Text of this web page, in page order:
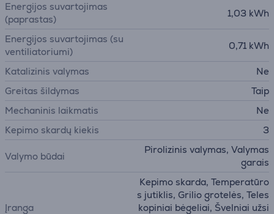
Energijos suvartojimas
(paprastas)
1,03 kWh
Energijos suvartojimas (su
ventiliatoriumi)
0,71 kWh
Katalizinis valymas
Ne
Greitas šildymas
Taip
Mechaninis laikmatis
Ne
Kepimo skardų kiekis
3
Valymo būdai
Pirolizinis valymas, Valymas
garais
Įranga
Kepimo skarda, Temperatūro
s jutiklis, Grilio grotelės, Teles
kopiniai bėgeliai, Švelniai užsi